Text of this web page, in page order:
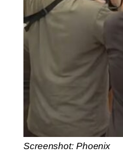
Screenshot: Phoenix